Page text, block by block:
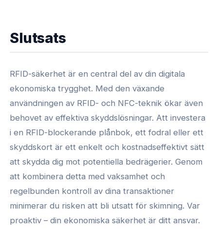
Slutsats
RFID-säkerhet är en central del av din digitala
ekonomiska trygghet. Med den växande
användningen av RFID- och NFC-teknik ökar även
behovet av effektiva skyddslösningar. Att investera
i en RFID-blockerande plånbok, ett fodral eller ett
skyddskort är ett enkelt och kostnadseffektivt sätt
att skydda dig mot potentiella bedrägerier. Genom
att kombinera detta med vaksamhet och
regelbunden kontroll av dina transaktioner
minimerar du risken att bli utsatt för skimning. Var
proaktiv – din ekonomiska säkerhet är ditt ansvar.